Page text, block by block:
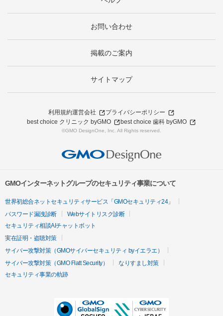
お問い合わせ
掲載のご案内
サイトマップ
利用規約運営会社
プライバシーポリシー
best choice クリニック byGMO
best choice 歯科 byGMO
©GMO DesignOne, Inc. All Rights reserved.
GMOインターネットグループのセキュリティ事業について
世界初総合ネットセキュリティサービス「GMOセキュリティ24」
パスワード漏洩診断
Webサイトリスク診断
セキュリティ相談AIチャットボット
実在証明・盗聴対策
サイバー攻撃対策（GMOサイバーセキュリティ byイエラエ）
サイバー攻撃対策（GMO Flatt Security）
なりすまし対策
セキュリティ事業の軌跡